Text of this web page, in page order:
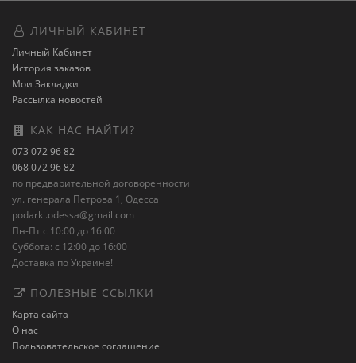
ЛИЧНЫЙ КАБИНЕТ
Личный Кабинет
История заказов
Мои Закладки
Рассылка новостей
КАК НАС НАЙТИ?
073 072 96 82
068 072 96 82
по предварительной договоренности
ул. генерала Петрова 1, Одесса
podarki.odessa@gmail.com
Пн-Пт с 10:00 до 16:00
Суббота: с 12:00 до 16:00
Доставка по Украине!
ПОЛЕЗНЫЕ ССЫЛКИ
Карта сайта
О нас
Пользовательское соглашение